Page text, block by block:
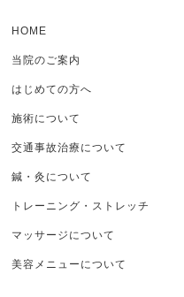
HOME
当院のご案内
はじめての方へ
施術について
交通事故治療について
鍼・灸について
トレーニング・ストレッチ
マッサージについて
美容メニューについて